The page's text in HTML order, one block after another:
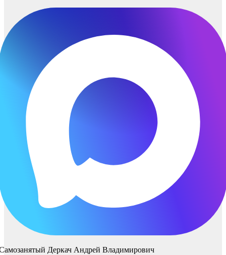
Деркач Андрей Владимирович